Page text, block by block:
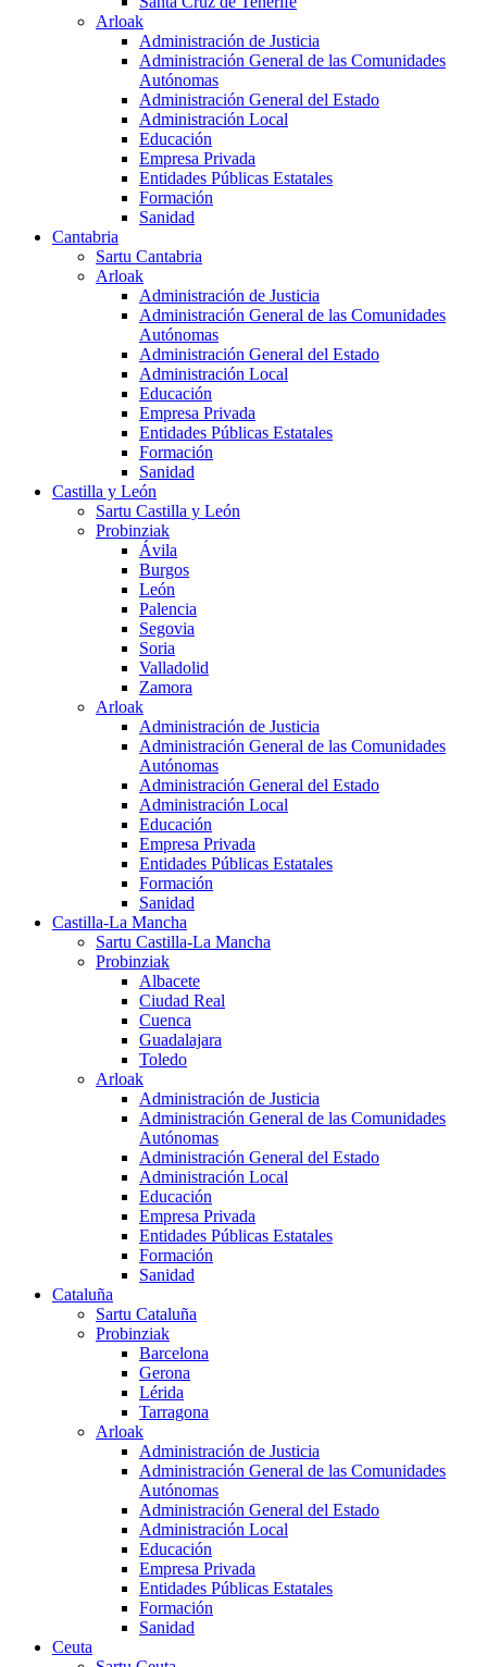
Arloak
Administración de Justicia
Administración General de las Comunidades
Autónomas
Administración General del Estado
Administración Local
Educación
Empresa Privada
Entidades Públicas Estatales
Formación
Sanidad
Cantabria
Sartu Cantabria
Arloak
Administración de Justicia
Administración General de las Comunidades
Autónomas
Administración General del Estado
Administración Local
Educación
Empresa Privada
Entidades Públicas Estatales
Formación
Sanidad
Castilla y León
Sartu Castilla y León
Probinziak
Ávila
Burgos
León
Palencia
Segovia
Soria
Valladolid
Zamora
Arloak
Administración de Justicia
Administración General de las Comunidades
Autónomas
Administración General del Estado
Administración Local
Educación
Empresa Privada
Entidades Públicas Estatales
Formación
Sanidad
Castilla-La Mancha
Sartu Castilla-La Mancha
Probinziak
Albacete
Ciudad Real
Cuenca
Guadalajara
Toledo
Arloak
Administración de Justicia
Administración General de las Comunidades
Autónomas
Administración General del Estado
Administración Local
Educación
Empresa Privada
Entidades Públicas Estatales
Formación
Sanidad
Cataluña
Sartu Cataluña
Probinziak
Barcelona
Gerona
Lérida
Tarragona
Arloak
Administración de Justicia
Administración General de las Comunidades
Autónomas
Administración General del Estado
Administración Local
Educación
Empresa Privada
Entidades Públicas Estatales
Formación
Sanidad
Ceuta